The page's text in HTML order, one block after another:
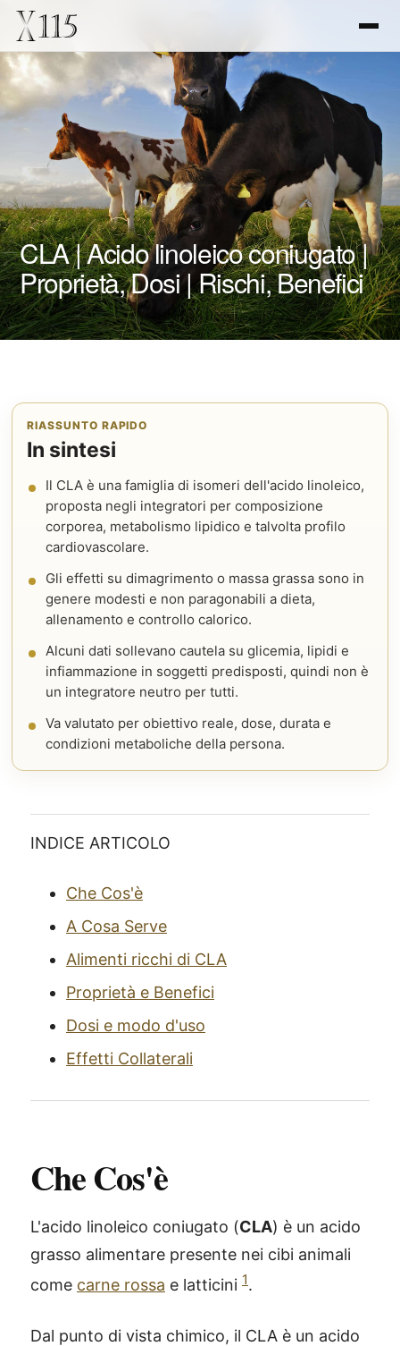
CLA | Acido linoleico coniugato |
Proprietà, Dosi | Rischi, Benefici
RIASSUNTO RAPIDO
In sintesi
Il CLA è una famiglia di isomeri dell'acido linoleico,
proposta negli integratori per composizione
corporea, metabolismo lipidico e talvolta profilo
cardiovascolare.
Gli effetti su dimagrimento o massa grassa sono in
genere modesti e non paragonabili a dieta,
allenamento e controllo calorico.
Alcuni dati sollevano cautela su glicemia, lipidi e
infiammazione in soggetti predisposti, quindi non è
un integratore neutro per tutti.
Va valutato per obiettivo reale, dose, durata e
condizioni metaboliche della persona.
INDICE ARTICOLO
Che Cos'è
A Cosa Serve
Alimenti ricchi di CLA
Proprietà e Benefici
Dosi e modo d'uso
Effetti Collaterali
Che Cos'è
L'acido linoleico coniugato (CLA) è un acido
grasso alimentare presente nei cibi animali
come carne rossa e latticini 1.
Dal punto di vista chimico, il CLA è un acido